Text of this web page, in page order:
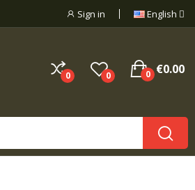
Sign in English
0 0 €0.00
0